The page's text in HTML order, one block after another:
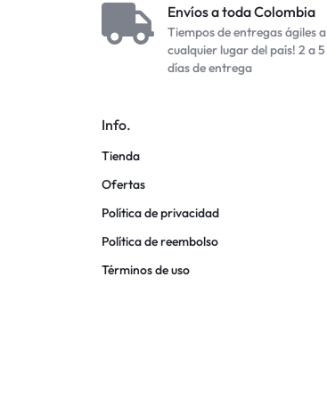
Envíos a toda Colombia
Tiempos de entregas ágiles a
cualquier lugar del país! 2 a 5
días de entrega
Info.
Tienda
Ofertas
Política de privacidad
Política de reembolso
Términos de uso